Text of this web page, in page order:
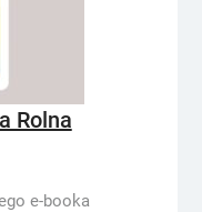
Rolna
e-booka